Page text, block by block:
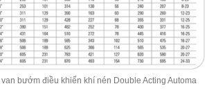
bướm điều khiển khí nén Double Acting Automa